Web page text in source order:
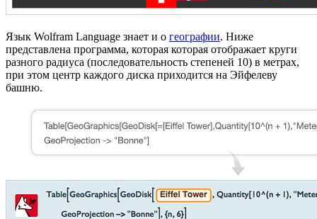
Язык Wolfram Language знает и о географии. Ниже
представлена программа, которая которая отображает круги
разного радиуса (последовательность степеней 10) в метрах,
при этом центр каждого диска приходится на Эйфелеву
башню.